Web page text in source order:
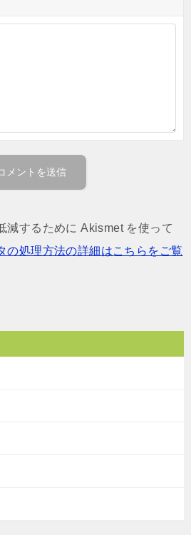
減するために Akismet を使って
の処理方法の詳細はこちらをご覧